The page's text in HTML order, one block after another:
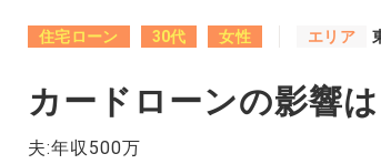
住宅ローン 30代 女性 エリア
カードローンの影響は
夫:年収500万